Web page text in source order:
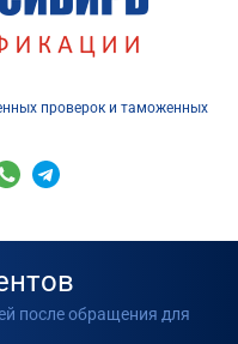
проверок и таможенных
после обращения для